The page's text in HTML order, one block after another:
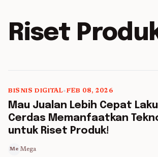
Riset
BISNIS DIGITAL•FEB 08, 2026
Mau Jualan Lebih Cepat
Cerdas Memanfaatkan
untuk Riset Produk!
Me Mega